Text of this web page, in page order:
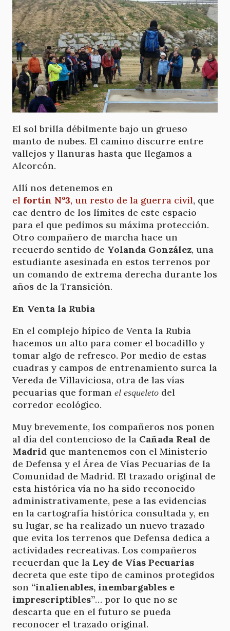
El sol brilla débilmente bajo un grueso
manto de nubes. El camino discurre entre
vallejos y llanuras hasta que llegamos a
Alcorcón.
Allí nos detenemos en
el fortín Nº3, un resto de la guerra civil, que
cae dentro de los límites de este espacio
para el que pedimos su máxima protección.
Otro compañero de marcha hace un
recuerdo sentido de Yolanda González, una
estudiante asesinada en estos terrenos por
un comando de extrema derecha durante los
años de la Transición.
En Venta la Rubia
En el complejo hípico de Venta la Rubia
hacemos un alto para comer el bocadillo y
tomar algo de refresco. Por medio de estas
cuadras y campos de entrenamiento surca la
Vereda de Villaviciosa, otra de las vías
pecuarias que forman el esqueleto del
corredor ecológico.
Muy brevemente, los compañeros nos ponen
al día del contencioso de la Cañada Real de
Madrid que mantenemos con el Ministerio
de Defensa y el Área de Vías Pecuarias de la
Comunidad de Madrid. El trazado original de
esta histórica vía no ha sido reconocido
administrativamente, pese a las evidencias
en la cartografía histórica consultada y, en
su lugar, se ha realizado un nuevo trazado
que evita los terrenos que Defensa dedica a
actividades recreativas. Los compañeros
recuerdan que la Ley de Vías Pecuarias
decreta que este tipo de caminos protegidos
son “inalienables, inembargables e
imprescriptibles”… por lo que no se
descarta que en el futuro se pueda
reconocer el trazado original.